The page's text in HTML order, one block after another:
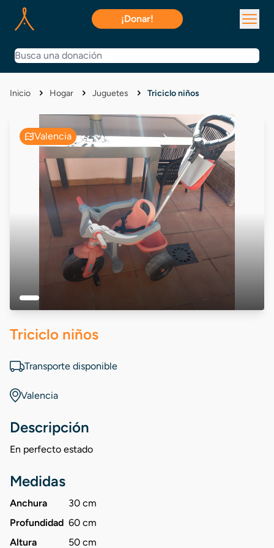
¡Donar!
Inicio Hogar Juguetes Triciclo niños
Valencia
Triciclo niños
Transporte disponible
Valencia
Descripción
En perfecto estado
Medidas
Anchura
30 cm
Profundidad 60 cm
Altura
50 cm